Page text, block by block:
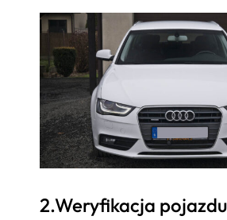
2.Weryfikacja